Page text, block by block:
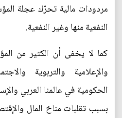
مردودات مالية تحرّك عجلة
النفعية منها وغير النفعية.
كما لا يخفى أن الكثير من
والإعلامية والتربوية
الحكومية في عالمنا العربي
بسبب تقلبات مناخ المال